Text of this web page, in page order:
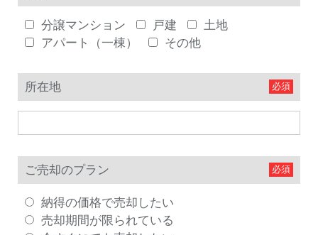
分譲マンション 戸建
土地
アパート（一棟）
その他
所在地
ご売却のプラン
納得の価格で売却したい
売却期間が限られている